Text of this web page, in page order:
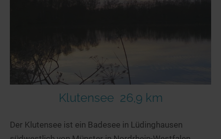
Klutensee 26,9 km
Der Klutensee ist ein Badesee in Lüdinghausen